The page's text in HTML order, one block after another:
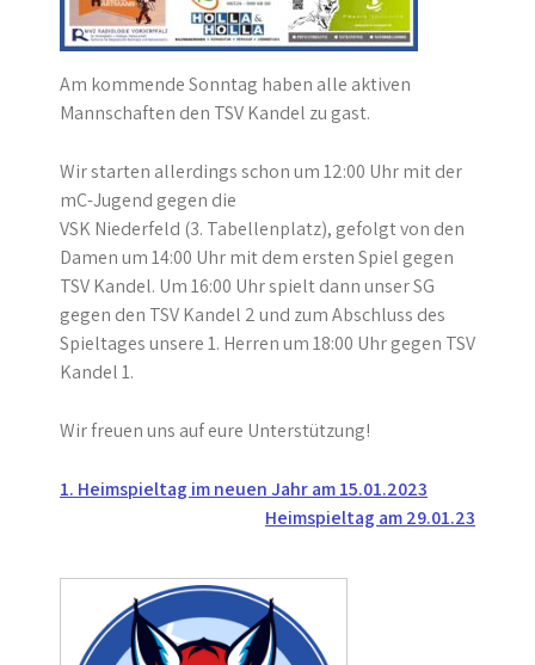
Am kommende Sonntag haben alle aktiven
Mannschaften den TSV Kandel zu gast.
Wir starten allerdings schon um 12:00 Uhr mit der
mC-Jugend gegen die
VSK Niederfeld (3. Tabellenplatz), gefolgt von den
Damen um 14:00 Uhr mit dem ersten Spiel gegen
TSV Kandel. Um 16:00 Uhr spielt dann unser SG
gegen den TSV Kandel 2 und zum Abschluss des
Spieltages unsere 1. Herren um 18:00 Uhr gegen TSV
Kandel 1.
Wir freuen uns auf eure Unterstützung!
Beitragsnavigation
1. Heimspieltag im neuen Jahr am 15.01.2023
Heimspieltag am 29.01.23